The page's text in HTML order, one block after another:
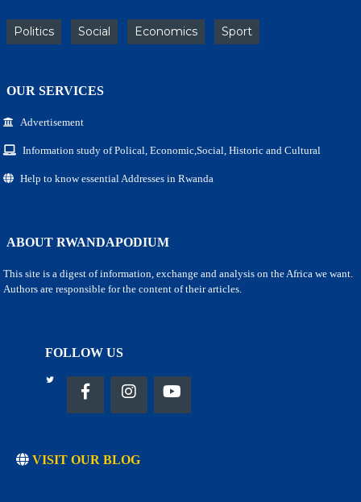
Politics Social Economics Sport
OUR SERVICES
Advertisement
Information study of Polical, Economic,Social, Historic and Cultural
Help to know essential Addresses in Rwanda
ABOUT RWANDAPODIUM
This site is a digest of information, exchange and analysis on the Africa we want.
Authors are responsible for the content of their articles.
FOLLOW US
VISIT OUR BLOG